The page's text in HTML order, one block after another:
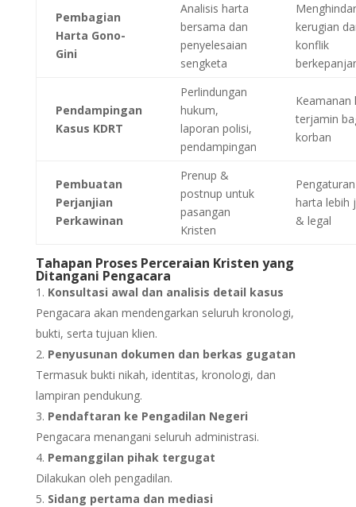
Pembagian
Harta Gono-
Gini
Analisis harta
bersama dan
penyelesaian
sengketa
kerugian
konflik
Pendampingan
Kasus KDRT
Perlindungan
hukum,
laporan polisi,
pendampingan
Keamanan
terjamin
korban
Pembuatan
Perjanjian
Perkawinan
Prenup &
postnup untuk
pasangan
Kristen
Pengaturan
harta lebih
& legal
Tahapan Proses Perceraian Kristen yang
Ditangani Pengacara
Konsultasi awal dan analisis detail kasus
Pengacara akan mendengarkan seluruh kronologi,
bukti, serta tujuan klien.
Penyusunan dokumen dan berkas gugatan
Termasuk bukti nikah, identitas, kronologi, dan
lampiran pendukung.
Pendaftaran ke Pengadilan Negeri
Pengacara menangani seluruh administrasi.
Pemanggilan pihak tergugat
Dilakukan oleh pengadilan.
Sidang pertama dan mediasi